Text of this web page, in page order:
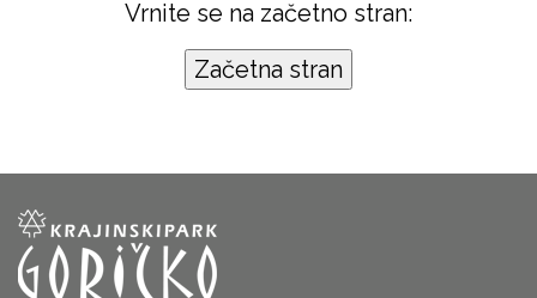
Vrnite se na začetno stran: